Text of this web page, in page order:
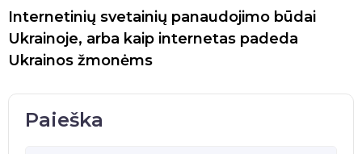
Internetinių svetainių panaudojimo būdai
Ukrainoje, arba kaip internetas padeda
Ukrainos žmonėms
Paieška